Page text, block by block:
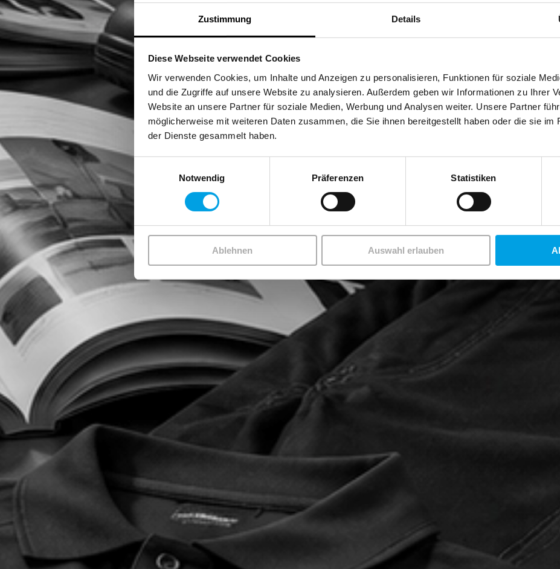
Zustimmung Details
Diese Webseite verwendet Cookies
Wir verwenden Cookies, um Inhalte und Anzeigen zu personalisieren, Funktionen für soziale
und die Zugriffe auf unsere Website zu analysieren. Außerdem geben wir Informationen zu Ihrer
Website an unsere Partner für soziale Medien, Werbung und Analysen weiter. Unsere Partner
möglicherweise mit weiteren Daten zusammen, die Sie ihnen bereitgestellt haben oder die sie im
der Dienste gesammelt haben.
Notwendig
Präferenzen Statistiken
Ablehnen Auswahl erlauben